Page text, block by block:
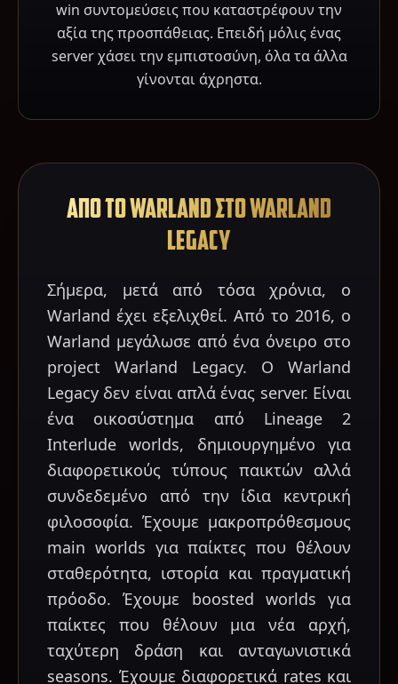
win συντομεύσεις που καταστρέφουν την
αξία της προσπάθειας. Επειδή μόλις ένας
server χάσει την εμπιστοσύνη, όλα τα άλλα
γίνονται άχρηστα.
ΑΠΟ ΤΟ WARLAND ΣΤΟ WARLAND
LEGACY
Σήμερα, μετά από τόσα χρόνια, ο
Warland έχει εξελιχθεί. Από το 2016, ο
Warland μεγάλωσε από ένα όνειρο στο
project Warland Legacy. Ο Warland
Legacy δεν είναι απλά ένας server. Είναι
ένα οικοσύστημα από Lineage 2
Interlude worlds, δημιουργημένο για
διαφορετικούς τύπους παικτών αλλά
συνδεδεμένο από την ίδια κεντρική
φιλοσοφία. Έχουμε μακροπρόθεσμους
main worlds για παίκτες που θέλουν
σταθερότητα, ιστορία και πραγματική
πρόοδο. Έχουμε boosted worlds για
παίκτες που θέλουν μια νέα αρχή,
ταχύτερη δράση και ανταγωνιστικά
seasons. Έχουμε διαφορετικά rates και